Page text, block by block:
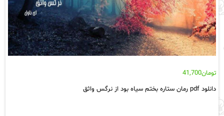
تومان41,700
دانلود pdf رمان ستاره بختم سیاه بود از نرگس واثق